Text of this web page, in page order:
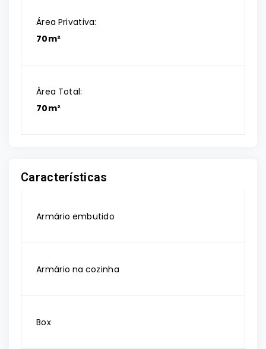
Área Privativa:
70m²
Área Total:
70m²
Características
Armário embutido
Armário na cozinha
Box